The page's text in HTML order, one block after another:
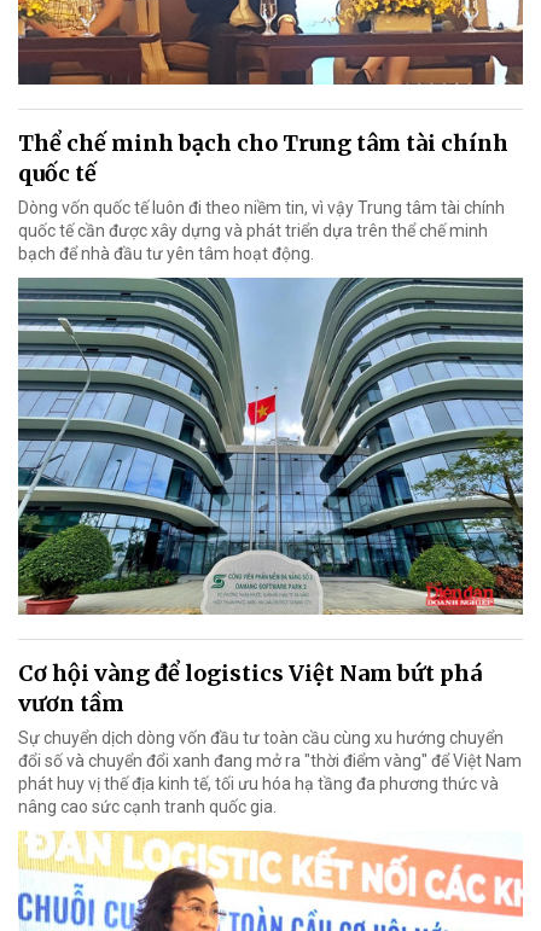
Thể chế minh bạch cho Trung tâm tài chính
quốc tế
Dòng vốn quốc tế luôn đi theo niềm tin, vì vậy Trung tâm tài chính
quốc tế cần được xây dựng và phát triển dựa trên thể chế minh
bạch để nhà đầu tư yên tâm hoạt động.
Cơ hội vàng để logistics Việt Nam bứt phá
vươn tầm
Sự chuyển dịch dòng vốn đầu tư toàn cầu cùng xu hướng chuyển
đổi số và chuyển đổi xanh đang mở ra "thời điểm vàng" để Việt Nam
phát huy vị thế địa kinh tế, tối ưu hóa hạ tầng đa phương thức và
nâng cao sức cạnh tranh quốc gia.